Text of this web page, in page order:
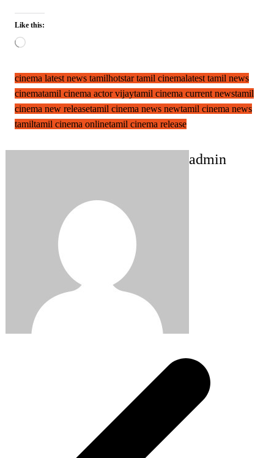
Like this:
Loading…
cinema latest news tamilhotstar tamil cinemalatest tamil news
cinematamil cinema actor vijaytamil cinema current newstamil
cinema new releasetamil cinema news newtamil cinema news
tamiltamil cinema onlinetamil cinema release
admin